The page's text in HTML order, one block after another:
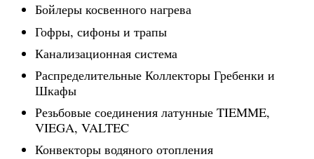
Бойлеры косвенного нагрева
Гофры, сифоны и трапы
Канализационная система
Распределительные Коллекторы Гребенки и
Шкафы
Резьбовые соединения латунные TIEMME,
VIEGA, VALTEC
Конвекторы водяного отопления